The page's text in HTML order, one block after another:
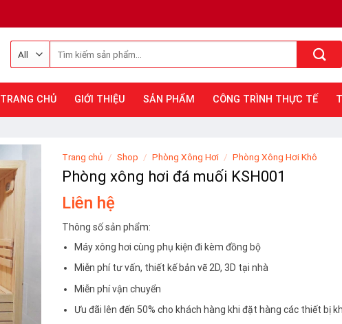
Tìm
kiếm:
TRANG CHỦ GIỚI THIỆU SẢN PHẨM CÔNG TRÌNH THỰC TẾ
Add
Trang chủ / Shop / Phòng Xông Hơi / Phòng Xông Hơi Khô
Phòng xông hơi đá muối KSH001
Liên hệ
Thông số sản phẩm:
Máy xông hơi cùng phụ kiện đi kèm đồng bộ
Miễn phí tư vấn, thiết kế bản vẽ 2D, 3D tại nhà
Miễn phí vận chuyển
Ưu đãi lên đến 50% cho khách hàng khi đặt hàng các thiết bị